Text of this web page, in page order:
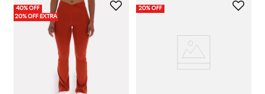
40% OFF
20% OFF EXTRA
20% OFF